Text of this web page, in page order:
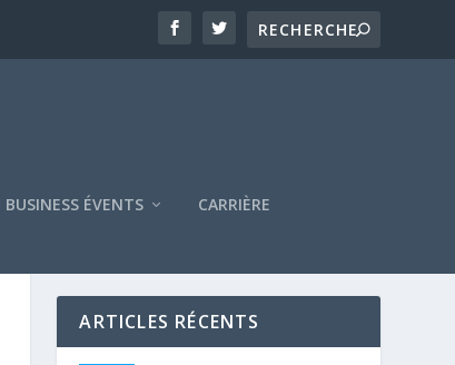
BUSINESS ÉVENTS CARRIÈRE
ARTICLES RÉCENTS